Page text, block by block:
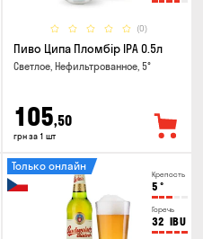
(0)
Пиво Ципа Пломбір IPA 0.5л
Светлое, Нефильтрованное, 5°
105,50
грн за 1 шт
Крепость
5 °
Горечь
32 IBU
Только онлайн